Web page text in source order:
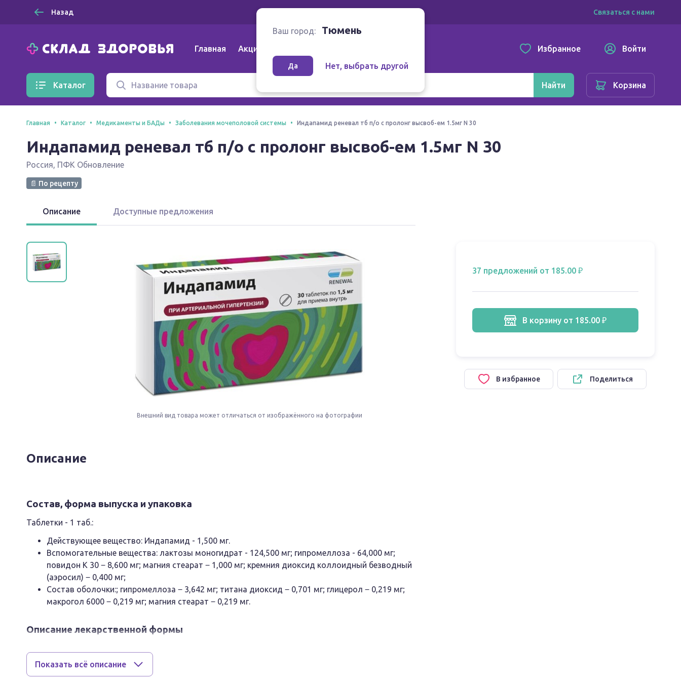
Назад Связаться с нами
Главная Акции Избранное Войти
Каталог Найти Корзина
Ваш город: Тюмень
Да Нет, выбрать другой
Главная Каталог Медикаменты и БАДы Заболевания мочеполовой системы Индапамид реневал тб п/о с пролонг высвоб-ем 1.5мг N 30
Индапамид реневал тб п/о с пролонг высвоб-ем 1.5мг N 30
Россия, ПФК Обновление
📄 По рецепту
Описание Доступные предложения
Внешний вид товара может отличаться от изображённого на фотографии
37 предложений от 185.00 ₽
в корзину от 185.00 ₽
В избранное Поделиться
Описание
Состав, форма выпуска и упаковка
Таблетки - 1 таб.:
Действующее вещество: Индапамид - 1,500 мг.
Вспомогательные вещества: лактозы моногидрат - 124,500 мг; гипромеллоза - 64,000 мг;
повидон К 30 ‒ 8,600 мг; магния стеарат ‒ 1,000 мг; кремния диоксид коллоидный безводный
(аэросил) ‒ 0,400 мг;
Состав оболочки:; гипромеллоза ‒ 3,642 мг; титана диоксид ‒ 0,701 мг; глицерол ‒ 0,219 мг;
макрогол 6000 ‒ 0,219 мг; магния стеарат ‒ 0,219 мг.
Описание лекарственной формы
цвета. На поперечном разрезе ядро белого или почти белого цвета.
Показать всё описание